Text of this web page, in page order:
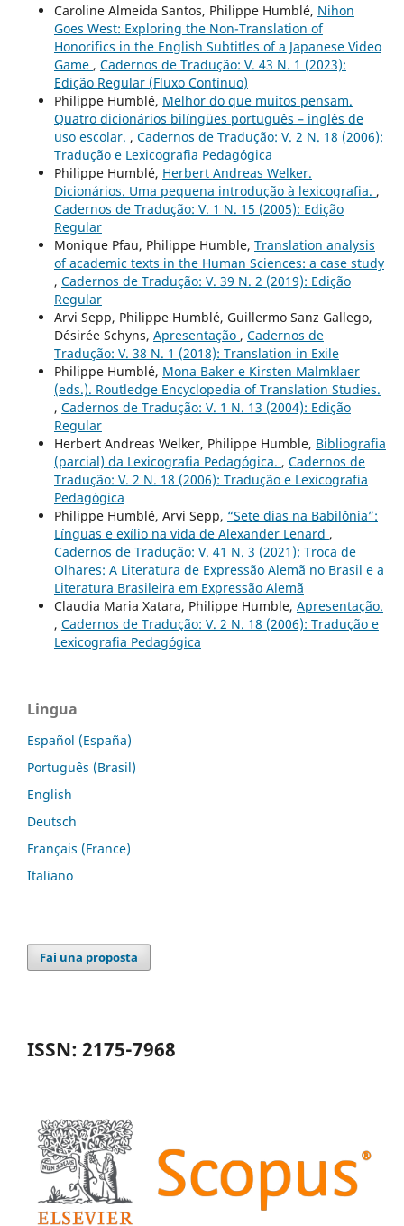
Caroline Almeida Santos, Philippe Humblé, Nihon
Goes West: Exploring the Non-Translation of
Honorifics in the English Subtitles of a Japanese Video
Game , Cadernos de Tradução: V. 43 N. 1 (2023):
Edição Regular (Fluxo Contínuo)
Philippe Humblé, Melhor do que muitos pensam.
Quatro dicionários bilíngües português – inglês de
uso escolar. , Cadernos de Tradução: V. 2 N. 18 (2006):
Tradução e Lexicografia Pedagógica
Philippe Humblé, Herbert Andreas Welker.
Dicionários. Uma pequena introdução à lexicografia. ,
Cadernos de Tradução: V. 1 N. 15 (2005): Edição
Regular
Monique Pfau, Philippe Humble, Translation analysis
of academic texts in the Human Sciences: a case study
, Cadernos de Tradução: V. 39 N. 2 (2019): Edição
Regular
Arvi Sepp, Philippe Humblé, Guillermo Sanz Gallego,
Désirée Schyns, Apresentação , Cadernos de
Tradução: V. 38 N. 1 (2018): Translation in Exile
Philippe Humblé, Mona Baker e Kirsten Malmklaer
(eds.). Routledge Encyclopedia of Translation Studies.
, Cadernos de Tradução: V. 1 N. 13 (2004): Edição
Regular
Herbert Andreas Welker, Philippe Humble, Bibliografia
(parcial) da Lexicografia Pedagógica. , Cadernos de
Tradução: V. 2 N. 18 (2006): Tradução e Lexicografia
Pedagógica
Philippe Humblé, Arvi Sepp, “Sete dias na Babilônia”:
Línguas e exílio na vida de Alexander Lenard ,
Cadernos de Tradução: V. 41 N. 3 (2021): Troca de
Olhares: A Literatura de Expressão Alemã no Brasil e a
Literatura Brasileira em Expressão Alemã
Claudia Maria Xatara, Philippe Humble, Apresentação.
, Cadernos de Tradução: V. 2 N. 18 (2006): Tradução e
Lexicografia Pedagógica
Lingua
Español (España)
Português (Brasil)
English
Deutsch
Français (France)
Italiano
Fai una proposta
ISSN: 2175-7968